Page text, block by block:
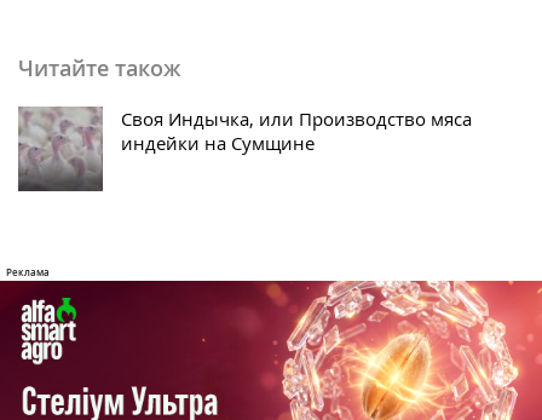
Читайте також
Своя Индычка, или Производство мяса
индейки на Сумщине